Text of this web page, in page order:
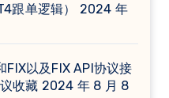
跟单逻辑）
2024 年
FIX以及FIX API协议接
收藏 2024 年 8 月 8